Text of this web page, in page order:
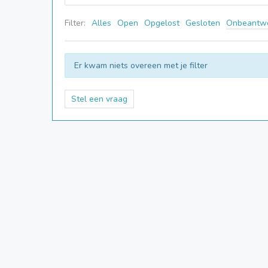
Filter: Alles Open Opgelost Gesloten
Er kwam niets overeen met je filter
Stel een vraag